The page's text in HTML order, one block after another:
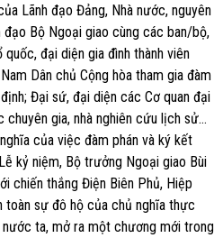
Lãnh đạo Đảng, Nhà nước, nguyên
đạo Bộ Ngoại giao cùng các ban/bộ,
đại diện gia đình thành viên
Dân chủ Cộng hòa tham gia đàm
Đại sứ, đại diện các Cơ quan đại
gia, nhà nghiên cứu lịch sử…
của việc đàm phán và ký kết
kỷ niệm, Bộ trưởng Ngoại giao Bùi
chiến thắng Điện Biên Phủ, Hiệp
toàn sự đô hộ của chủ nghĩa thực
ta, mở ra một chương mới trong